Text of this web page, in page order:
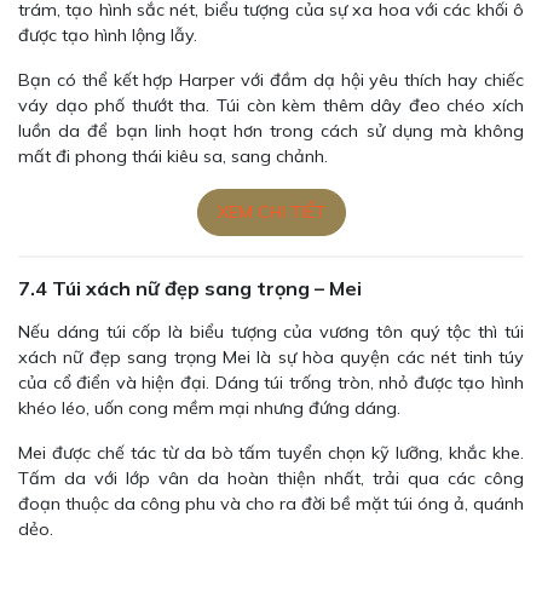
trám, tạo hình sắc nét, biểu tượng của sự xa hoa với các khối ô
được tạo hình lộng lẫy.
Bạn có thể kết hợp Harper với đầm dạ hội yêu thích hay chiếc
váy dạo phố thướt tha. Túi còn kèm thêm dây đeo chéo xích
luồn da để bạn linh hoạt hơn trong cách sử dụng mà không
mất đi phong thái kiêu sa, sang chảnh.
XEM CHI TIẾT
7.4 Túi xách nữ đẹp sang trọng – Mei
Nếu dáng túi cốp là biểu tượng của vương tôn quý tộc thì túi
xách nữ đẹp sang trọng Mei là sự hòa quyện các nét tinh túy
của cổ điển và hiện đại. Dáng túi trống tròn, nhỏ được tạo hình
khéo léo, uốn cong mềm mại nhưng đứng dáng.
Mei được chế tác từ da bò tấm tuyển chọn kỹ lưỡng, khắc khe.
Tấm da với lớp vân da hoàn thiện nhất, trải qua các công
đoạn thuộc da công phu và cho ra đời bề mặt túi óng ả, quánh
dẻo.